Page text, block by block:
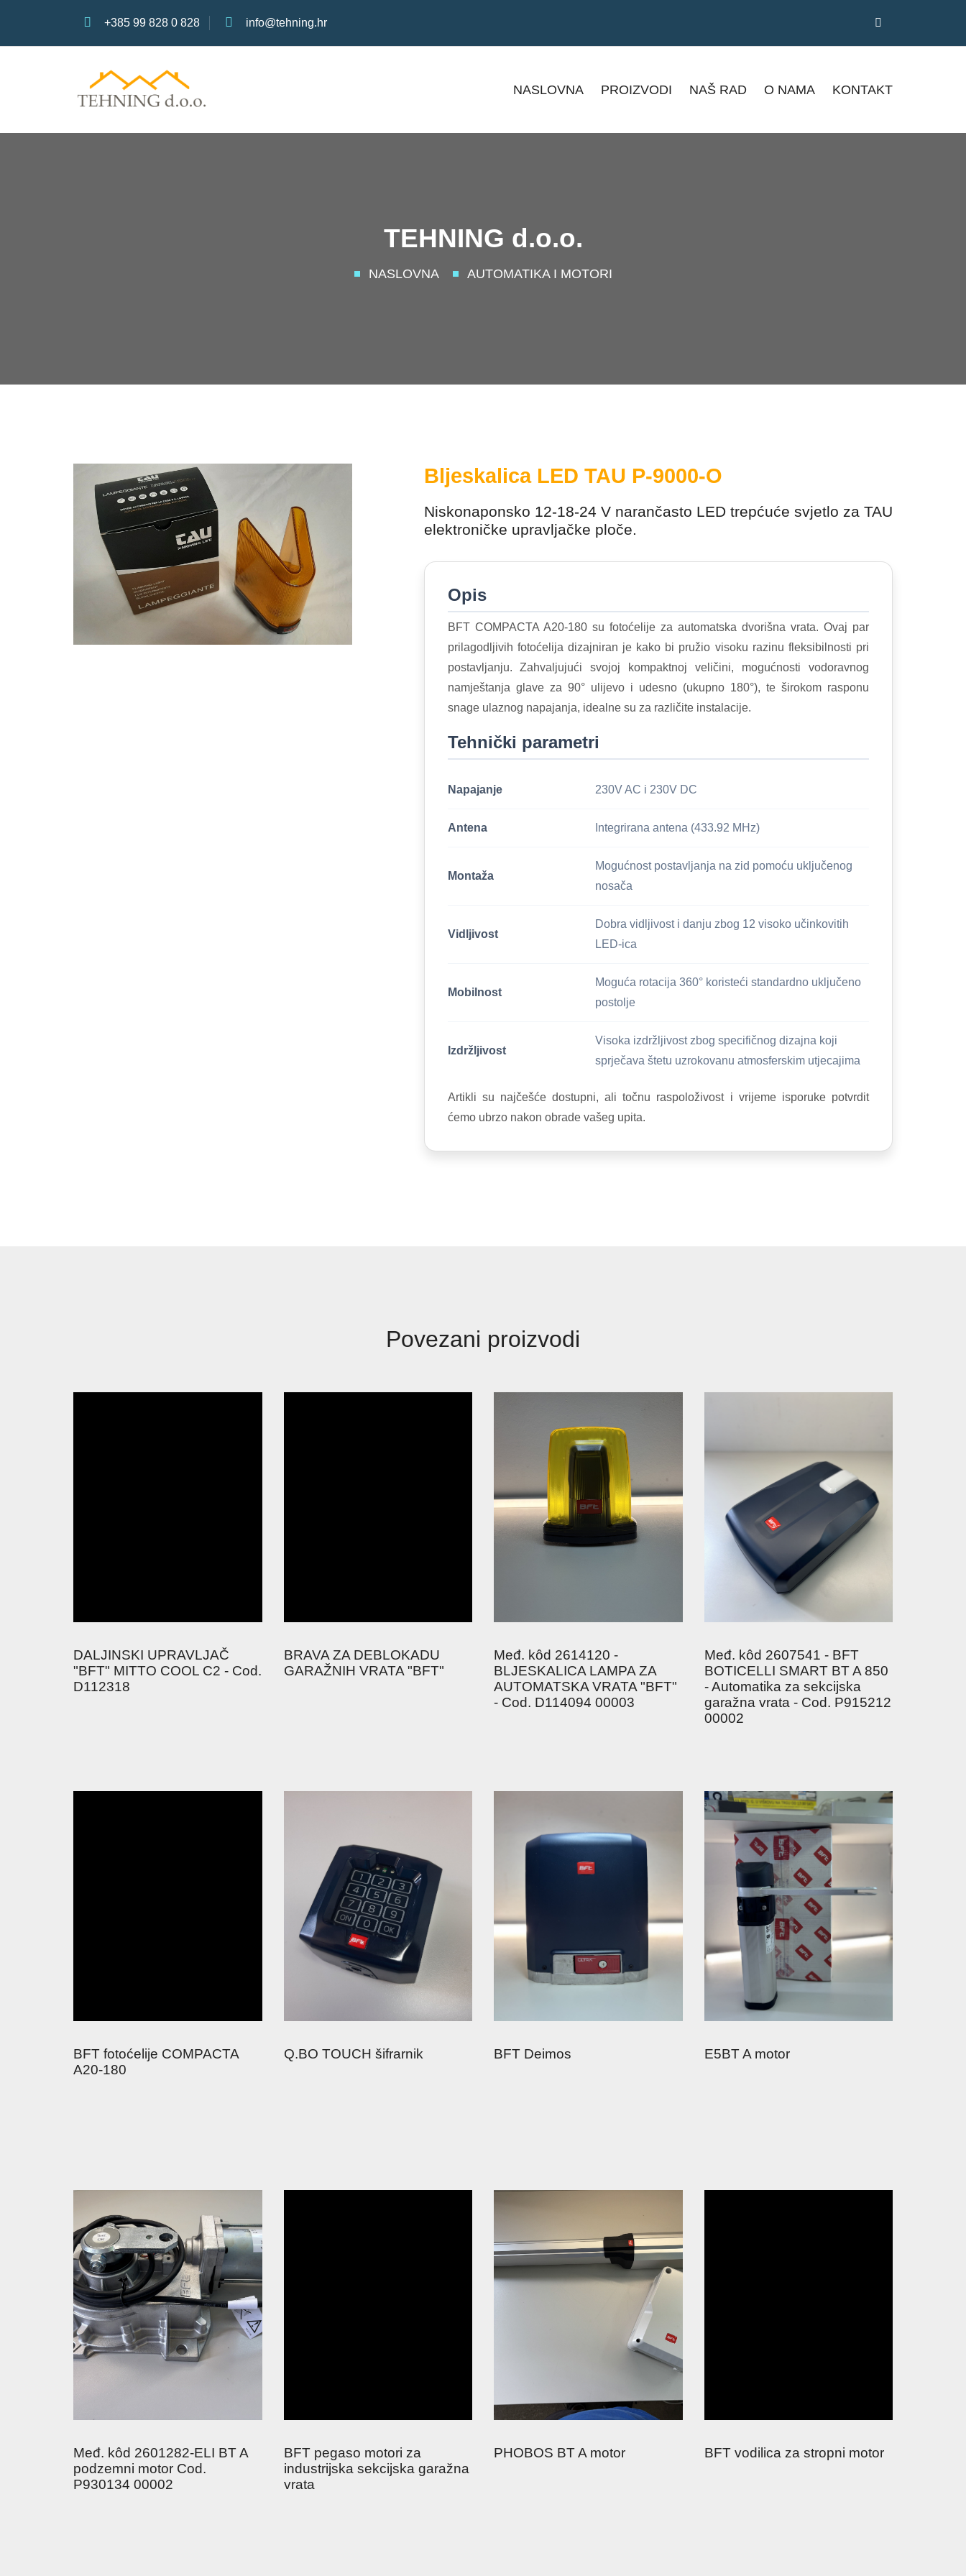
+385 99 828 0 828 info@tehning.hr
NASLOVNA PROIZVODI NAŠ RAD O NAMA KONTAKT
TEHNING d.o.o.
NASLOVNA AUTOMATIKA I MOTORI
Bljeskalica LED TAU P-9000-O
Niskonaponsko 12-18-24 V narančasto LED trepćuće svjetlo za TAU
elektroničke upravljačke ploče.
Opis
BFT COMPACTA A20-180 su fotoćelije za automatska dvorišna vrata. Ovaj par
prilagodljivih fotoćelija dizajniran je kako bi pružio visoku razinu fleksibilnosti pri
postavljanju. Zahvaljujući svojoj kompaktnoj veličini, mogućnosti vodoravnog
namještanja glave za 90° ulijevo i udesno (ukupno 180°), te širokom rasponu
snage ulaznog napajanja, idealne su za različite instalacije.
Tehnički parametri
Napajanje 230V AC i 230V DC
Antena Integrirana antena (433.92 MHz)
Montaža
Mogućnost postavljanja na zid pomoću uključenog
nosača
Vidljivost
Dobra vidljivost i danju zbog 12 visoko učinkovitih
LED-ica
Mobilnost
Moguća rotacija 360° koristeći standardno uključeno
postolje
Izdržljivost
Visoka izdržljivost zbog specifičnog dizajna koji
sprječava štetu uzrokovanu atmosferskim utjecajima
Artikli su najčešće dostupni, ali točnu raspoloživost i vrijeme isporuke potvrdit
ćemo ubrzo nakon obrade vašeg upita.
Povezani proizvodi
DALJINSKI UPRAVLJAČ
"BFT" MITTO COOL C2 - Cod.
D112318
BRAVA ZA DEBLOKADU
GARAŽNIH VRATA "BFT"
Međ. kôd 2614120 -
BLJESKALICA LAMPA ZA
AUTOMATSKA VRATA "BFT"
- Cod. D114094 00003
Međ. kôd 2607541 - BFT
BOTICELLI SMART BT A 850
- Automatika za sekcijska
garažna vrata - Cod. P915212
00002
BFT fotoćelije COMPACTA
A20-180
Q.BO TOUCH šifrarnik BFT Deimos E5BT A motor
Međ. kôd 2601282-ELI BT A
podzemni motor Cod.
P930134 00002
BFT pegaso motori za
industrijska sekcijska garažna
vrata
PHOBOS BT A motor BFT vodilica za stropni motor